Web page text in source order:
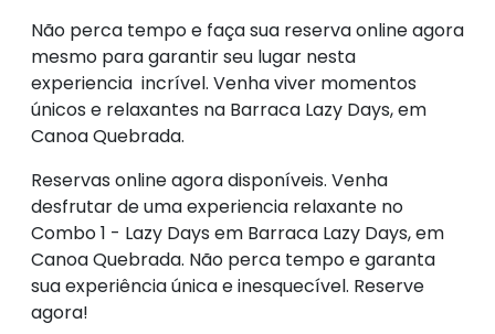
Não perca tempo e faça sua reserva online agora
mesmo para garantir seu lugar nesta
experiencia incrível. Venha viver momentos
únicos e relaxantes na Barraca Lazy Days, em
Canoa Quebrada.
Reservas online agora disponíveis. Venha
desfrutar de uma experiencia relaxante no
Combo 1 - Lazy Days em Barraca Lazy Days, em
Canoa Quebrada. Não perca tempo e garanta
sua experiência única e inesquecível. Reserve
agora!